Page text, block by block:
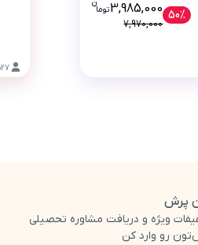
50%
3,985,000توما
ن
قیمت فعلی کلاس‌های آنلاین پنجم ابتدایی 3985000 تومان است، این قیمت به همراه
7,970,000
پرش
ویژه و دریافت مشاوره تحصیلی
رو وارد کن